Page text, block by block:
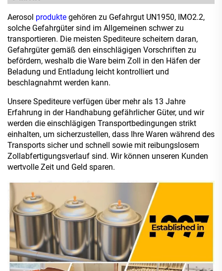
Aerosol produkte gehören zu Gefahrgut UN1950, IMO2.2,
solche Gefahrgüter sind im Allgemeinen schwer zu
transportieren. Die meisten Spediteure scheitern daran,
Gefahrgüter gemäß den einschlägigen Vorschriften zu
befördern, weshalb die Ware beim Zoll in den Häfen der
Beladung und Entladung leicht kontrolliert und
beschlagnahmt werden kann.
Unsere Spediteure verfügen über mehr als 13 Jahre
Erfahrung in der Handhabung gefährlicher Güter, und wir
werden die einschlägigen Transportbedingungen strikt
einhalten, um sicherzustellen, dass Ihre Waren während des
Transports sicher und schnell sowie mit reibungslosem
Zollabfertigungsverlauf sind. Wir können unseren Kunden
wertvolle Zeit und Geld sparen.